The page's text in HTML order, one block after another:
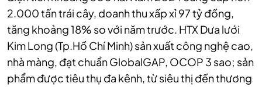
2.000 tấn trái cây, doanh thu xấp xỉ 97 tỷ đồng,
tăng khoảng 18% so với năm trước. HTX Dưa lưới
Kim Long (Tp.Hồ Chí Minh) sản xuất công nghệ cao,
nhà màng, đạt chuẩn GlobalGAP, OCOP 3 sao; sản
phẩm được tiêu thụ đa kênh, từ siêu thị đến thương